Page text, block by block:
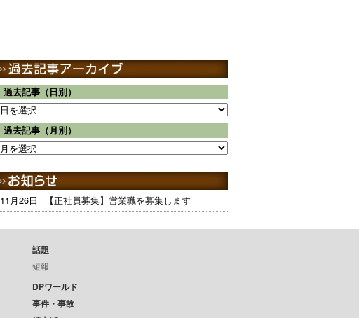
過去記事（日別）
過去記事（月別）
11月26日 【正社員募集】営業職を募集します
話題
短報
DPワールド
事件・事故